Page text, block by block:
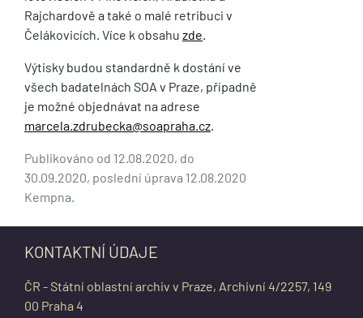
Rajchardově a také o malé retribuci v
Čelákovicích. Více k obsahu zde
Výtisky budou standardně k dostání ve
všech badatelnách SOA v Praze, případně
je možné objednávat na adrese
marcela.zdrubecka@soapraha.cz
Publikováno od 12.08.2020, do
30.09.2020, poslední úprava 12.08.2020
Kempna.
KONTAKTNÍ ÚDAJE
ČR - Státní oblastní archiv v Praze, Archivní 4/2257, 149
00 Praha 4